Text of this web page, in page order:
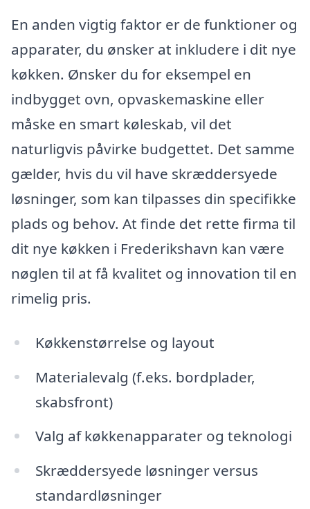
En anden vigtig faktor er de funktioner og
apparater, du ønsker at inkludere i dit nye
køkken. Ønsker du for eksempel en
indbygget ovn, opvaskemaskine eller
måske en smart køleskab, vil det
naturligvis påvirke budgettet. Det samme
gælder, hvis du vil have skræddersyede
løsninger, som kan tilpasses din specifikke
plads og behov. At finde det rette firma til
dit nye køkken i Frederikshavn kan være
nøglen til at få kvalitet og innovation til en
rimelig pris.
Køkkenstørrelse og layout
Materialevalg (f.eks. bordplader,
skabsfront)
Valg af køkkenapparater og teknologi
Skræddersyede løsninger versus
standardløsninger